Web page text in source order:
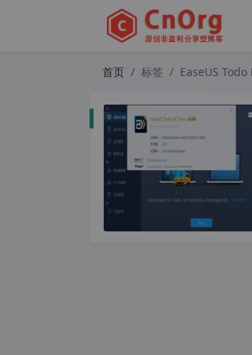
首页 标签 EaseUS